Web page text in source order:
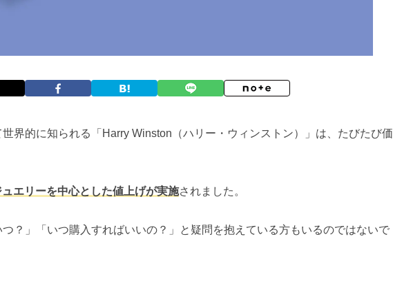
界的に知られる「Harry Winston（ハリー・ウィンストン）」は、たびたび価
エリーを中心とした値上げが実施されました。
？」「いつ購入すればいいの？」と疑問を抱えている方もいるのではないで